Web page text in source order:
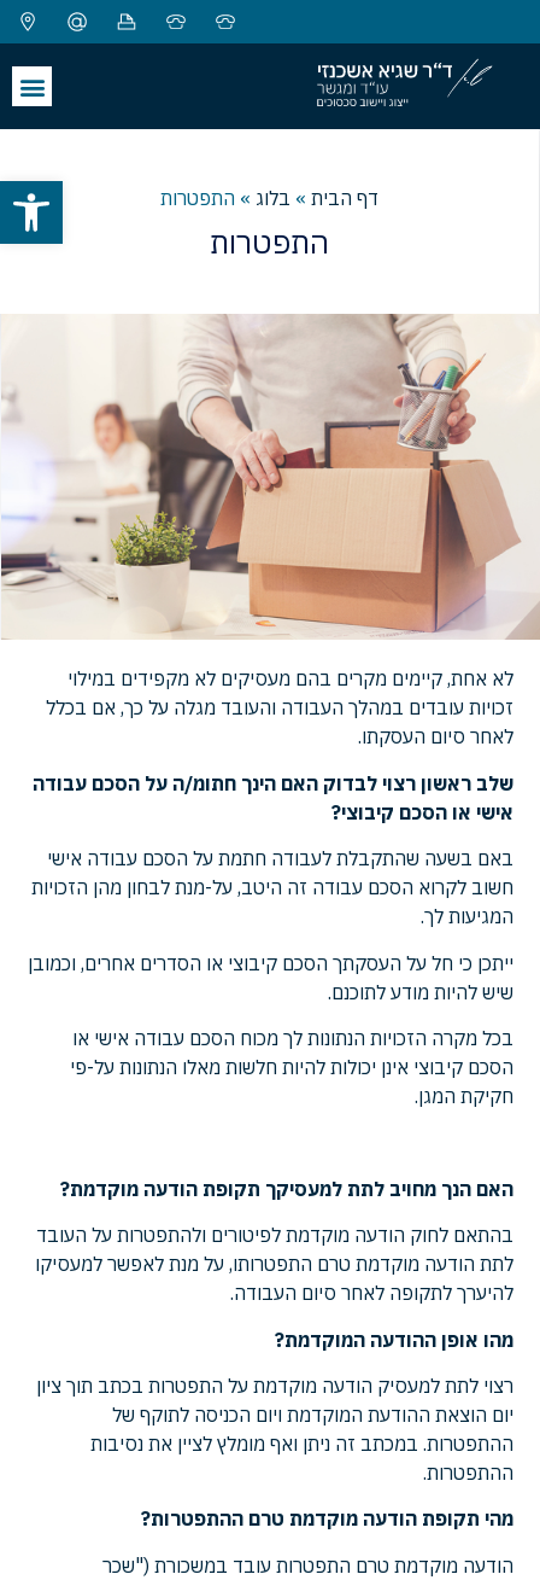
פתח דף הבית » בלוג » התפטרות
התפטרות
לא אחת, קיימים מקרים בהם מעסיקים לא מקפידים במילוי
זכויות עובדים במהלך העבודה והעובד מגלה על כך, אם בכלל
לאחר סיום העסקתו.
שלב ראשון רצוי לבדוק האם הינך חתומ/ה על הסכם עבודה
אישי או הסכם קיבוצי?
באם בשעה שהתקבלת לעבודה חתמת על הסכם עבודה אישי
חשוב לקרוא הסכם עבודה זה היטב, על-מנת לבחון מהן הזכויות
המגיעות לך.
ייתכן כי חל על העסקתך הסכם קיבוצי או הסדרים אחרים, וכמובן
שיש להיות מודע לתוכנם.
בכל מקרה הזכויות הנתונות לך מכוח הסכם עבודה אישי או
הסכם קיבוצי אינן יכולות להיות חלשות מאלו הנתונות על-פי
חקיקת המגן.
האם הנך מחויב לתת למעסיקך תקופת הודעה מוקדמת?
בהתאם לחוק הודעה מוקדמת לפיטורים ולהתפטרות על העובד
לתת הודעה מוקדמת טרם התפטרותו, על מנת לאפשר למעסיקו
להיערך לתקופה לאחר סיום העבודה.
מהו אופן ההודעה המוקדמת?
רצוי לתת למעסיק הודעה מוקדמת על התפטרות בכתב תוך ציון
יום הוצאת ההודעת המוקדמת ויום הכניסה לתוקף של
ההתפטרות. במכתב זה ניתן ואף מומלץ לציין את נסיבות
ההתפטרות.
מהי תקופת הודעה מוקדמת טרם ההתפטרות?
הודעה מוקדמת טרם התפטרות עובד במשכורת ("שכר